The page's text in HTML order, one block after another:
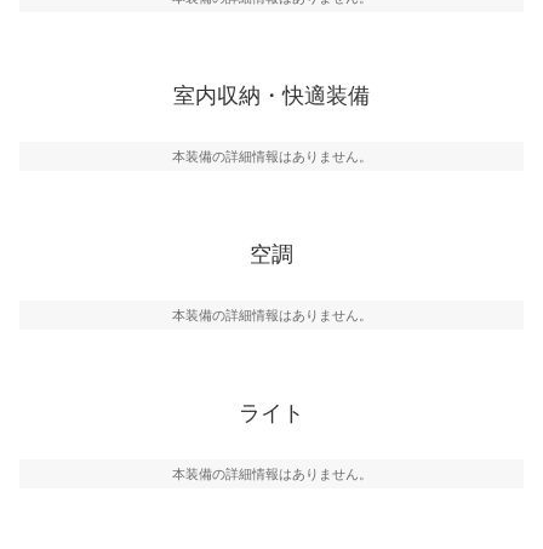
室内収納・快適装備
本装備の詳細情報はありません。
空調
本装備の詳細情報はありません。
ライト
本装備の詳細情報はありません。